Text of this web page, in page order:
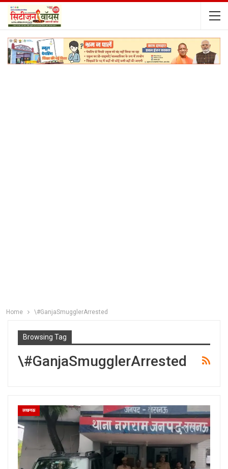
Home \#GanjaSmugglerArrested
Browsing Tag
\#GanjaSmugglerArrested
लखनऊ